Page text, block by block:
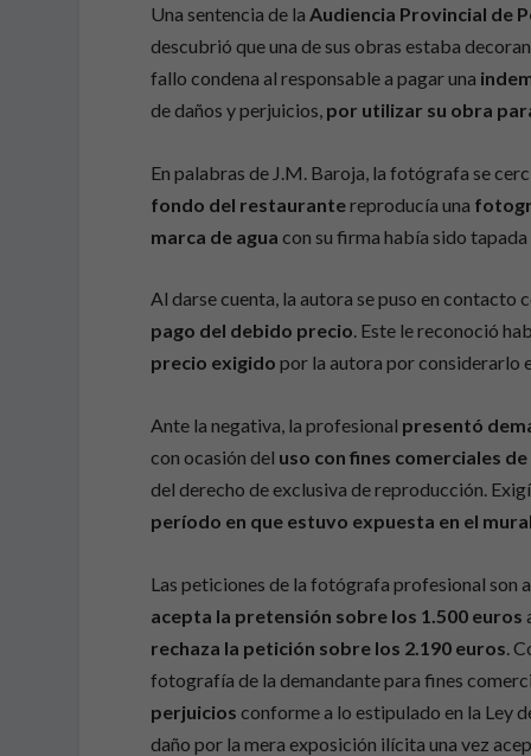
Una sentencia de laAudiencia Provincial de
descubrió que una de sus obras estaba
fallo condena al responsable a pagar una
de daños y perjuicios, por utilizar su obra
En palabras de J.M. Baroja, la fotógrafa se
fondo del restaurantereproducía una
marca de aguacon su firma había sido
Al darse cuenta, la autora se puso en contacto
pago del debido precio. Este le reconoció
precio exigido por la autora por considerarlo
Ante la negativa, la profesional presentó
con ocasión del uso con fines comerciales
del derecho de exclusiva de reproducción.
período en que estuvo expuesta en el
Las peticiones de la fotógrafa profesional son
acepta la pretensión sobre los 1.500 euros
rechaza la petición sobre los 2.190 euros .
fotografía de la demandante para fines
perjuicios conforme a lo estipulado en la Ley
daño por la mera exposición ilícita una vez